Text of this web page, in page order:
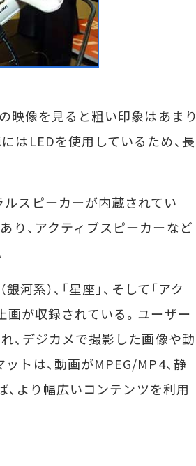
像を見ると粗い印象はあまり
はLEDを使用しているため、長
スピーカーが内蔵されてい
り、アクティブスピーカーなど
河系）、「星座」、そして「アク
画が収録されている。ユーザー
、デジカメで撮影した画像や動
トは、動画がMPEG/MP4、静
、より幅広いコンテンツを利用